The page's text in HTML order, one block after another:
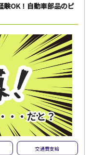
験OK！自動車部品のピ
交通費支給